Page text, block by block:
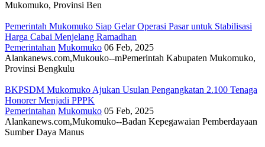
Mukomuko, Provinsi Ben
Pemerintah Mukomuko Siap Gelar Operasi Pasar untuk Stabilisasi
Harga Cabai Menjelang Ramadhan
Pemerintahan Mukomuko 06 Feb, 2025
Alankanews.com,Mukouko--mPemerintah Kabupaten Mukomuko,
Provinsi Bengkulu
BKPSDM Mukomuko Ajukan Usulan Pengangkatan 2.100 Tenaga
Honorer Menjadi PPPK
Pemerintahan Mukomuko 05 Feb, 2025
Alankanews.com,Mukomuko--Badan Kepegawaian Pemberdayaan
Sumber Daya Manus